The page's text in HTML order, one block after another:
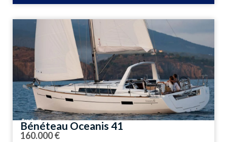
Bénéteau Oceanis 41
160.000 €